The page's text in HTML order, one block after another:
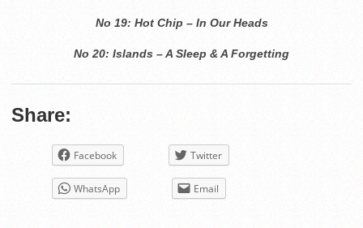
Νο 19: Hot Chip – In Our Heads
Νο 20: Islands – A Sleep & A Forgetting
Share:
Facebook Twitter
WhatsApp Email